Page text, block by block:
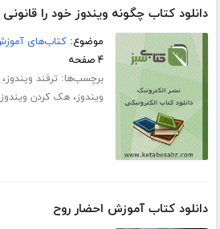
دانلود کتاب چگونه ویندوز خود را
موضوع:کتاب‌های
۴ صفحه
برچسب‌ها: ترفند ویندوز،
ویندوز،هک کردن ویندوز
دانلود کتاب آموزش احضار روح